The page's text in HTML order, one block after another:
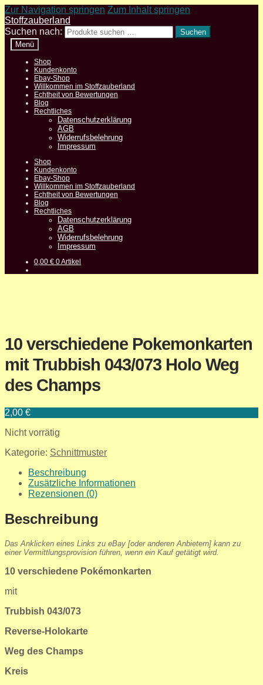
Zur Navigation springen Zum Inhalt springen
Stoffzauberland
Suchen nach:
Suchen
Menü
Shop
Kundenkonto
Ebay-Shop
Willkommen im Stoffzauberland
Echtheit von Bewertungen
Blog
Rechtliches
Datenschutzerklärung
AGB
Widerrufsbelehrung
Impressum
Shop
Kundenkonto
Ebay-Shop
Willkommen im Stoffzauberland
Echtheit von Bewertungen
Blog
Rechtliches
Datenschutzerklärung
AGB
Widerrufsbelehrung
Impressum
0,00€ 0 Artikel
10 verschiedene Pokemonkarten
mit Trubbish 043/073 Holo Weg
des Champs
2,00 €
Nicht vorrätig
Kategorie: Schnittmuster
Beschreibung
Zusätzliche Informationen
Rezensionen (0)
Beschreibung
Das Anklicken eines Links zu eBay [oder anderen Anbietern] kann zu
einer Vermittlungsprovision führen, wenn ein Kauf getätigt wird.
10 verschiedene Pokémonkarten
mit
Trubbish 043/073
Reverse-Holokarte
Weg des Champs
Kreis